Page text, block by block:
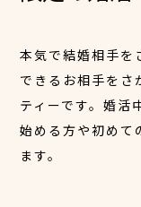
本気で結婚相手を
できるお相手をさ
ティーです。婚活
始める方や初めて
ます。